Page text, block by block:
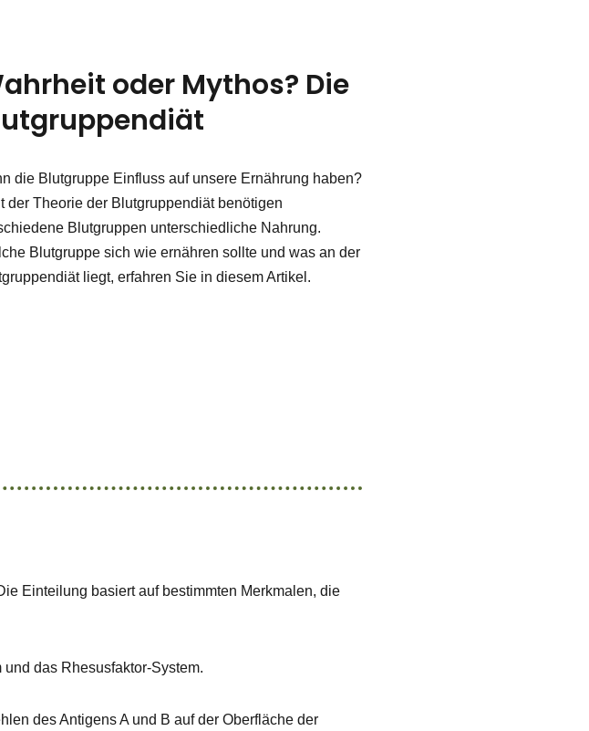
oder Mythos? Die
die Blutgruppe Einfluss auf unsere Ernährung haben?
der Theorie der Blutgruppendiät benötigen
Blutgruppen unterschiedliche Nahrung.
Blutgruppe sich wie ernähren sollte und was an der
liegt, erfahren Sie in diesem Artikel.
Einteilung basiert auf bestimmten Merkmalen, die
das Rhesusfaktor-System.
des Antigens A und B auf der Oberfläche der